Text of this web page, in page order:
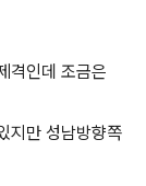
격인데 조금은
지만 성남방향쪽